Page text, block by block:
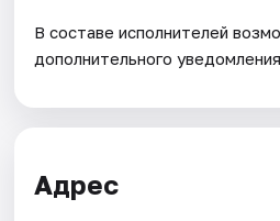
В составе исполнителей
дополнительного уведомления.
Адрес